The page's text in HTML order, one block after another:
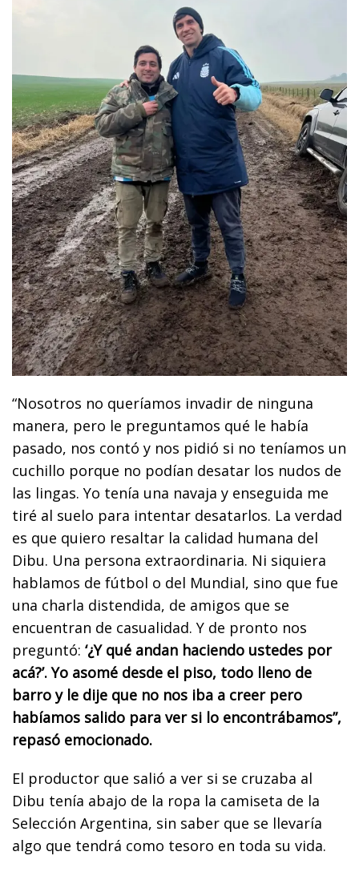
“Nosotros no queríamos invadir de ninguna
manera, pero le preguntamos qué le había
pasado, nos contó y nos pidió si no teníamos un
cuchillo porque no podían desatar los nudos de
las lingas. Yo tenía una navaja y enseguida me
tiré al suelo para intentar desatarlos. La verdad
es que quiero resaltar la calidad humana del
Dibu. Una persona extraordinaria. Ni siquiera
hablamos de fútbol o del Mundial, sino que fue
una charla distendida, de amigos que se
encuentran de casualidad. Y de pronto nos
preguntó: ‘¿Y qué andan haciendo ustedes por
acá?’. Yo asomé desde el piso, todo lleno de
barro y le dije que no nos iba a creer pero
habíamos salido para ver si lo encontrábamos”,
repasó emocionado.
El productor que salió a ver si se cruzaba al
Dibu tenía abajo de la ropa la camiseta de la
Selección Argentina, sin saber que se llevaría
algo que tendrá como tesoro en toda su vida.